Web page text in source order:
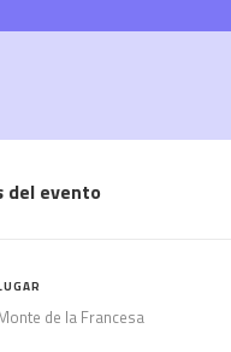
del evento
de la Francesa